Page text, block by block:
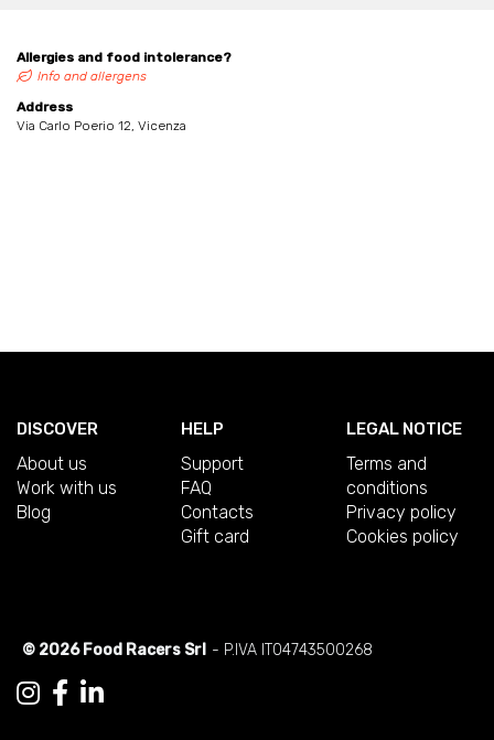
Allergies and food intolerance?
Info and allergens
Address
Via Carlo Poerio 12, Vicenza
DISCOVER
About us
Work with us
Blog
HELP
Support
FAQ
Contacts
Gift card
LEGAL NOTICE
Terms and
conditions
Privacy policy
Cookies policy
© 2026 Food Racers Srl - P.IVA IT04743500268